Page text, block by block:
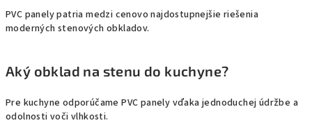
PVC panely patria medzi cenovo najdostupnejšie riešenia
moderných stenových obkladov.
Aký obklad na stenu do kuchyne?
Pre kuchyne odporúčame PVC panely vďaka jednoduchej údržbe a
odolnosti voči vlhkosti.